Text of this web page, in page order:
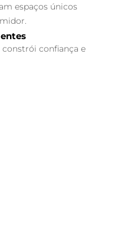
espaços únicos
confiança e